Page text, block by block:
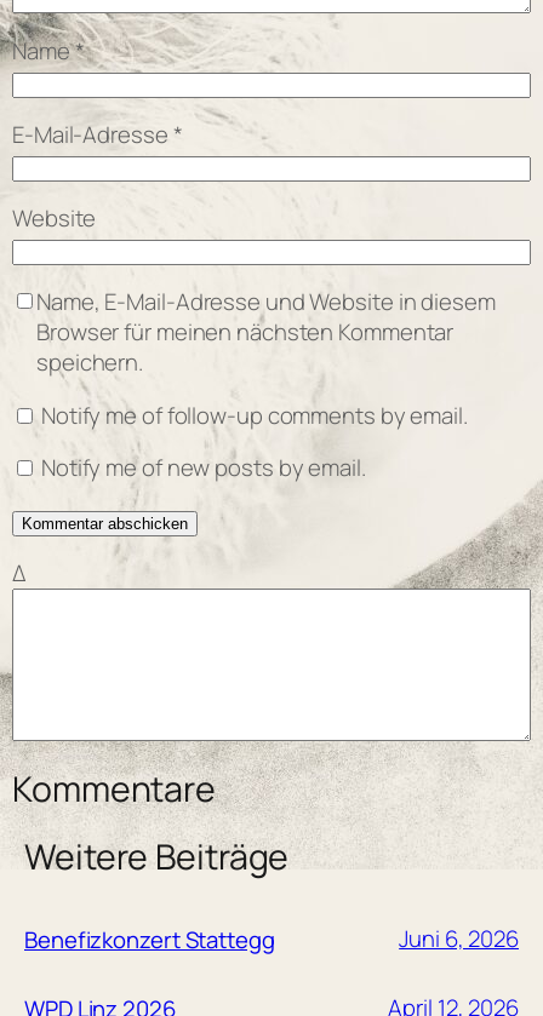
Name*
E-Mail-Adresse*
Website
Name, E-Mail-Adresse und Website in diesem
Browser für meinen nächsten Kommentar
speichern.
Notify me of follow-up comments by email.
Notify me of new posts by email.
Δ
Kommentare
Weitere Beiträge
Benefizkonzert Stattegg Juni 6, 2026
WPD Linz 2026 April 12, 2026